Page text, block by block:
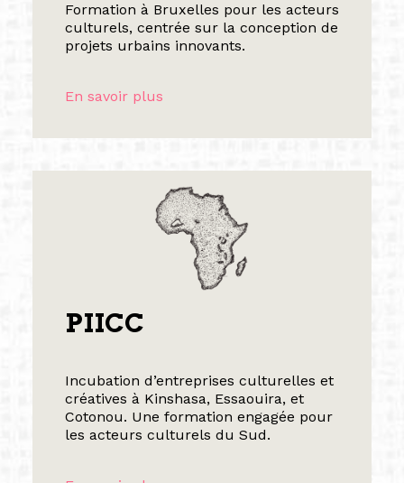
Formation à Bruxelles pour les acteurs
culturels, centrée sur la conception de
projets urbains innovants.
En savoir plus
PIICC
Incubation d’entreprises culturelles et
créatives à Kinshasa, Essaouira, et
Cotonou. Une formation engagée pour
les acteurs culturels du Sud.